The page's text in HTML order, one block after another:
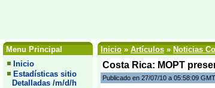
Menu Principal
Inicio
Estadísticas sitio
Detalladas /m/d/h
Inicio » Artículos » Noticias
Costa Rica: MOPT
Publicado en 27/07/10 a 05:58:09